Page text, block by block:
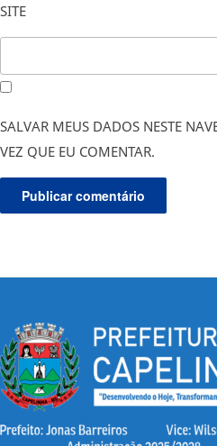
SITE
SALVAR MEUS DADOS NESTE
VEZ QUE EU COMENTAR.